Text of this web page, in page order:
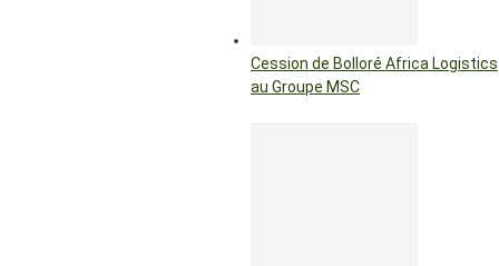
Cession de Bolloré Africa Logistics
au Groupe MSC